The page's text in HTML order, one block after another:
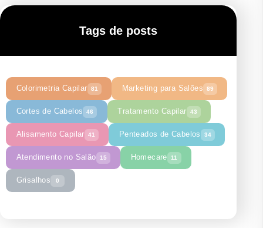
Tags de posts
Colorimetria Capilar 81 Marketing para Salões 89
Cortes de Cabelos 46 Tratamento Capilar 43
Alisamento Capilar 41 Penteados de Cabelos 34
Atendimento no Salão 15 Homecare 11
Grisalhos 0